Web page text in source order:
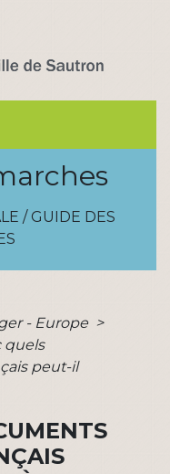
/ GUIDE DES
- Europe >
quels
peut-il